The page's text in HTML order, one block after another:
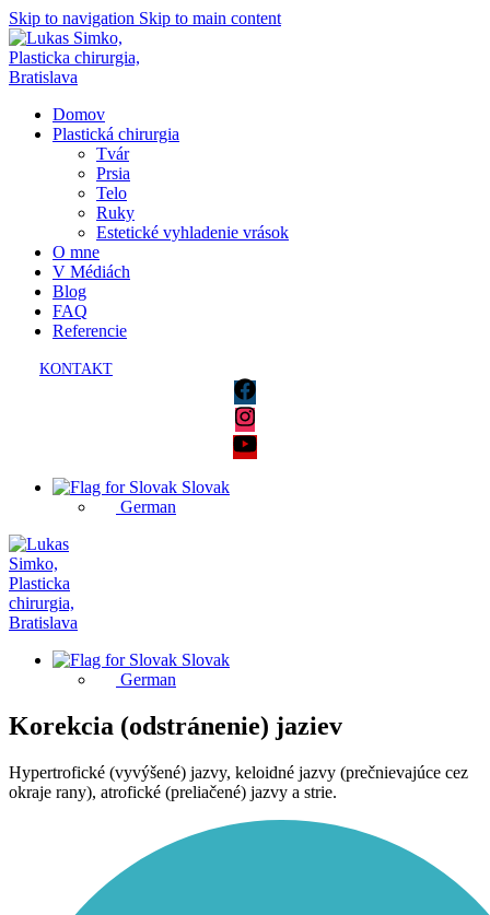
Skip to navigation Skip to main content
Domov
Plastická chirurgia
Tvár
Prsia
Telo
Ruky
Estetické vyhladenie vrások
O mne
V Médiách
Blog
FAQ
Referencie
KONTAKT
Slovak
German
Slovak
German
Korekcia (odstránenie) jaziev
Hypertrofické (vyvýšené) jazvy, keloidné jazvy (prečnievajúce cez
okraje rany), atrofické (preliačené) jazvy a strie.